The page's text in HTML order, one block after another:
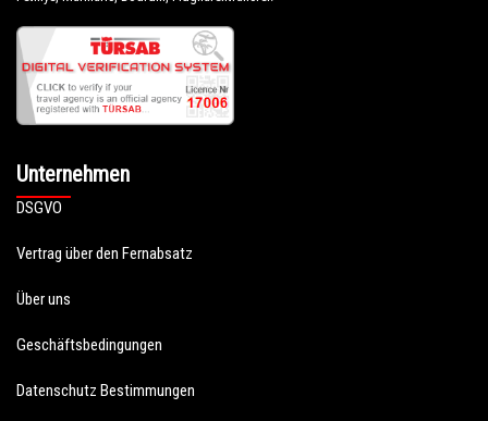
Unternehmen
DSGVO
Vertrag über den Fernabsatz
Über uns
Geschäftsbedingungen
Datenschutz Bestimmungen